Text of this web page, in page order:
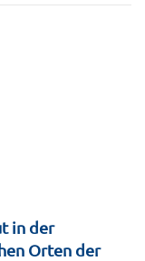
in der
Orten der